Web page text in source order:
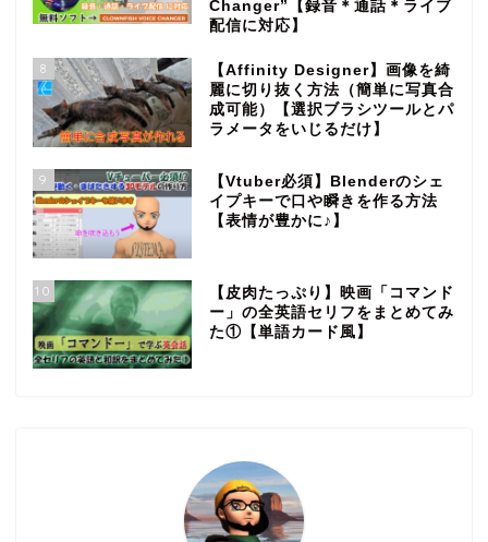
Changer”【録音＊通話＊ライブ
配信に対応】
8
【Affinity Designer】画像を綺
麗に切り抜く方法（簡単に写真合
成可能）【選択ブラシツールとパ
ラメータをいじるだけ】
9
【Vtuber必須】Blenderのシェ
イプキーで口や瞬きを作る方法
【表情が豊かに♪】
10
【皮肉たっぷり】映画「コマンド
ー」の全英語セリフをまとめてみ
た①【単語カード風】